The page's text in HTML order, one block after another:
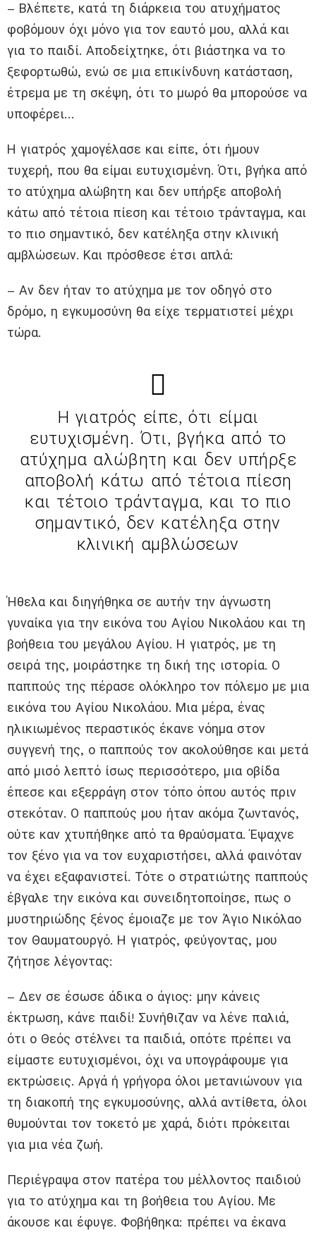
– Βλέπετε, κατά τη διάρκεια του ατυχήματος
φοβόμουν όχι μόνο για τον εαυτό μου, αλλά και
για το παιδί. Αποδείχτηκε, ότι βιάστηκα να το
ξεφορτωθώ, ενώ σε μια επικίνδυνη κατάσταση,
έτρεμα με τη σκέψη, ότι το μωρό θα μπορούσε να
υποφέρει…
Η γιατρός χαμογέλασε και είπε, ότι ήμουν
τυχερή, που θα είμαι ευτυχισμένη. Ότι, βγήκα από
το ατύχημα αλώβητη και δεν υπήρξε αποβολή
κάτω από τέτοια πίεση και τέτοιο τράνταγμα, και
το πιο σημαντικό, δεν κατέληξα στην κλινική
αμβλώσεων. Και πρόσθεσε έτσι απλά:
– Αν δεν ήταν το ατύχημα με τον οδηγό στο
δρόμο, η εγκυμοσύνη θα είχε τερματιστεί μέχρι
τώρα.
Η γιατρός είπε, ότι είμαι
ευτυχισμένη. Ότι, βγήκα από το
ατύχημα αλώβητη και δεν υπήρξε
αποβολή κάτω από τέτοια πίεση
και τέτοιο τράνταγμα, και το πιο
σημαντικό, δεν κατέληξα στην
κλινική αμβλώσεων
Ήθελα και διηγήθηκα σε αυτήν την άγνωστη
γυναίκα για την εικόνα του Αγίου Νικολάου και τη
βοήθεια του μεγάλου Αγίου. Η γιατρός, με τη
σειρά της, μοιράστηκε τη δική της ιστορία. Ο
παππούς της πέρασε ολόκληρο τον πόλεμο με μια
εικόνα του Αγίου Νικολάου. Μια μέρα, ένας
ηλικιωμένος περαστικός έκανε νόημα στον
συγγενή της, ο παππούς τον ακολούθησε και μετά
από μισό λεπτό ίσως περισσότερο, μια οβίδα
έπεσε και εξερράγη στον τόπο όπου αυτός πριν
στεκόταν. Ο παππούς μου ήταν ακόμα ζωντανός,
ούτε καν χτυπήθηκε από τα θραύσματα. Έψαχνε
τον ξένο για να τον ευχαριστήσει, αλλά φαινόταν
να έχει εξαφανιστεί. Τότε ο στρατιώτης παππούς
έβγαλε την εικόνα και συνειδητοποίησε, πως ο
μυστηριώδης ξένος έμοιαζε με τον Άγιο Νικόλαο
τον Θαυματουργό. Η γιατρός, φεύγοντας, μου
ζήτησε λέγοντας:
– Δεν σε έσωσε άδικα ο άγιος: μην κάνεις
έκτρωση, κάνε παιδί! Συνήθιζαν να λένε παλιά,
ότι ο Θεός στέλνει τα παιδιά, οπότε πρέπει να
είμαστε ευτυχισμένοι, όχι να υπογράφουμε για
εκτρώσεις. Αργά ή γρήγορα όλοι μετανιώνουν για
τη διακοπή της εγκυμοσύνης, αλλά αντίθετα, όλοι
θυμούνται τον τοκετό με χαρά, διότι πρόκειται
για μια νέα ζωή.
Περιέγραψα στον πατέρα του μέλλοντος παιδιού
για το ατύχημα και τη βοήθεια του Αγίου. Με
άκουσε και έφυγε. Φοβήθηκα: πρέπει να έκανα